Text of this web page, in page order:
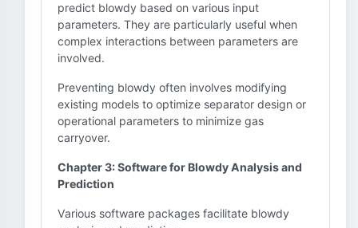
predict blowdy based on various input
parameters. They are particularly useful when
complex interactions between parameters are
involved.
Preventing blowdy often involves modifying
existing models to optimize separator design or
operational parameters to minimize gas
carryover.
Chapter 3: Software for Blowdy Analysis and
Prediction
Various software packages facilitate blowdy